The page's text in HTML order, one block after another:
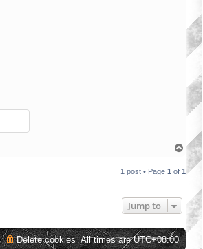
T
o
1 post • Page 1 of 1
Jump to
All times areUTC+08:00
Delete cookies